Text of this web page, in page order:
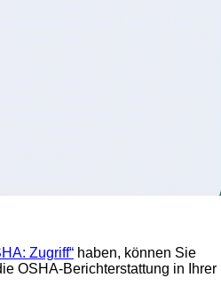
Zugriff“ haben, können Sie
OSHA-Berichterstattung in Ihrer